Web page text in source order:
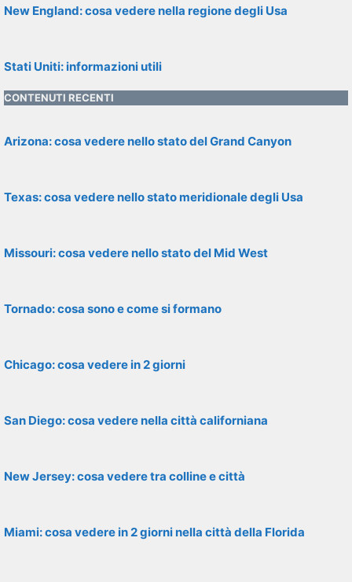
New England: cosa vedere nella regione degli Usa
Stati Uniti: informazioni utili
CONTENUTI RECENTI
Arizona: cosa vedere nello stato del Grand Canyon
Texas: cosa vedere nello stato meridionale degli Usa
Missouri: cosa vedere nello stato del Mid West
Tornado: cosa sono e come si formano
Chicago: cosa vedere in 2 giorni
San Diego: cosa vedere nella città californiana
New Jersey: cosa vedere tra colline e città
Miami: cosa vedere in 2 giorni nella città della Florida